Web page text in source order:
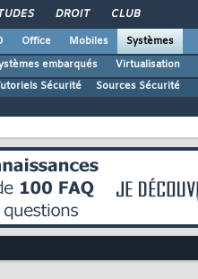
DROIT CLUB
Office Mobiles
Systèmes
embarqués Virtualisation
Sécurité Sources Sécurité